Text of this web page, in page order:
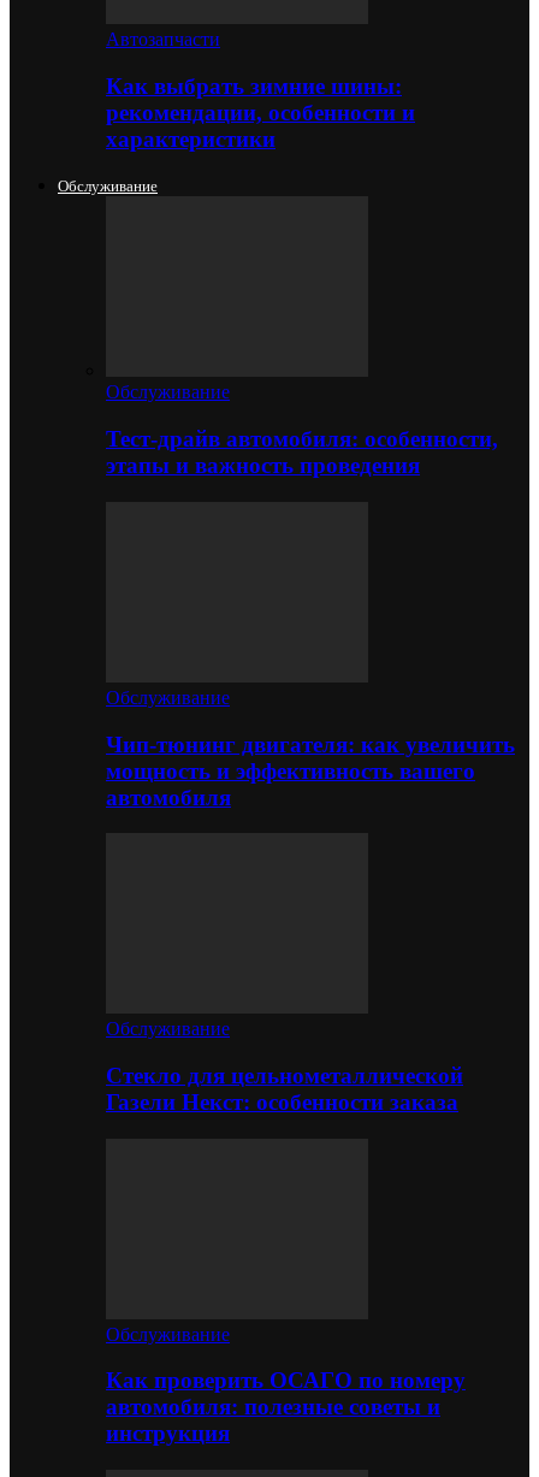
Автозапчасти
Как выбрать зимние шины:
рекомендации, особенности и
характеристики
Обслуживание
Обслуживание
Тест-драйв автомобиля: особенности,
этапы и важность проведения
Обслуживание
Чип-тюнинг двигателя: как увеличить
мощность и эффективность вашего
автомобиля
Обслуживание
Стекло для цельнометаллической
Газели Некст: особенности заказа
Обслуживание
Как проверить ОСАГО по номеру
автомобиля: полезные советы и
инструкция